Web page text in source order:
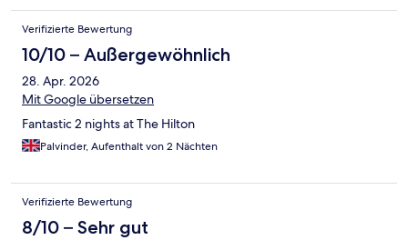
Verifizierte Bewertung
10/10 – Außergewöhnlich
28. Apr. 2026
Mit Google übersetzen
Fantastic 2 nights at The Hilton
Palvinder, Aufenthalt von 2 Nächten
Verifizierte Bewertung
8/10 – Sehr gut